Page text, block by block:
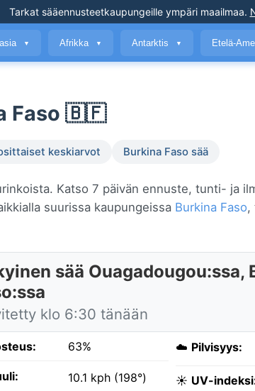
Tarkat sääennusteetkaupungeille ympäri maailmaa.
▼ Afrikka ▼ Antarktis ▼ Etelä-
Faso 🇧🇫
keskiarvot Burkina Faso sää
Katso 7 päivän ennuste, tunti- ja
suurissa kaupungeissa Burkina Faso,
sää Ouagadougou:ssa,
klo 6:30 tänään
63%
10.1 kph (198°)
☁️ Pilvisyys:
☀️ UV-